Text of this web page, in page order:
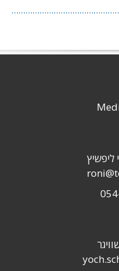
ליפשיץ